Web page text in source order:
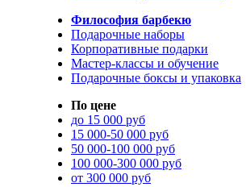
Философия барбекю
Подарочные наборы
Корпоративные подарки
Мастер-классы и обучение
Подарочные боксы и упаковка
По цене
до 15 000 руб
15 000-50 000 руб
50 000-100 000 руб
100 000-300 000 руб
от 300 000 руб